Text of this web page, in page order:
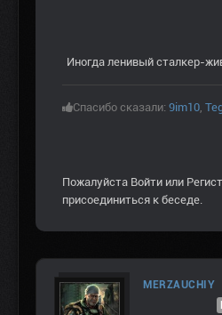
Иногда ленивый сталкер-
Спасибо сказали: 9im10
Пожалуйста Войти или
присоединиться к беседе.
MERZAUCHIY